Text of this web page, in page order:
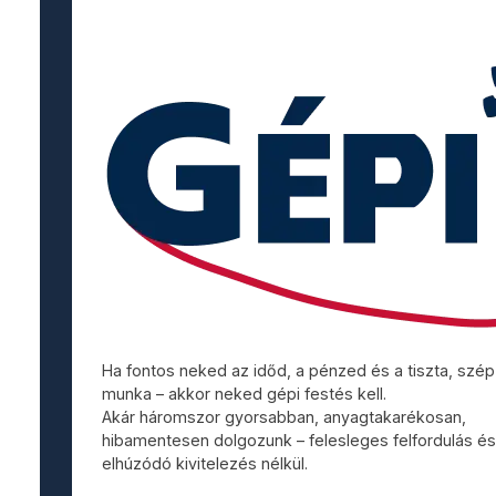
Ha fontos neked az időd, a pénzed és a tiszta, szép
munka – akkor neked gépi festés kell.
Akár háromszor gyorsabban, anyagtakarékosan,
hibamentesen dolgozunk – felesleges felfordulás és
elhúzódó kivitelezés nélkül.